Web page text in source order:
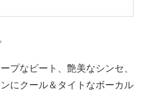
プなビート、艶美なシンセ、
にクール＆タイトなボーカル